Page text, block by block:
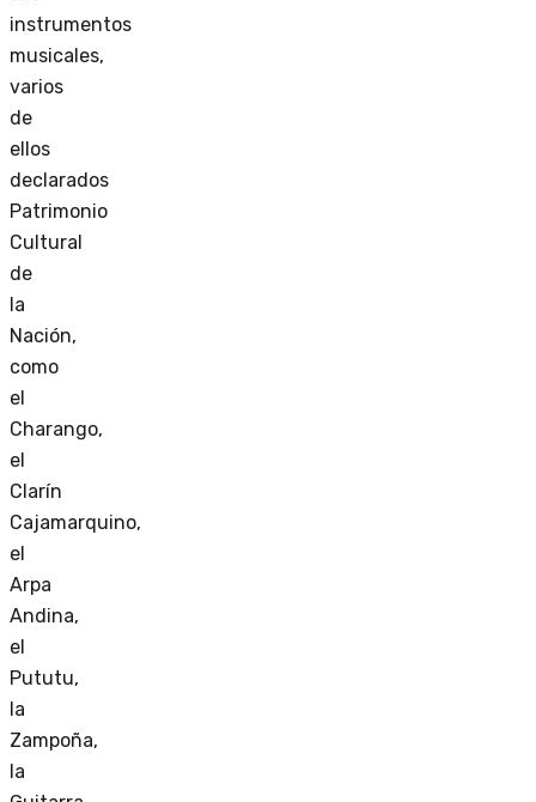
instrumentos
musicales,
varios
de
ellos
declarados
Patrimonio
Cultural
de
la
Nación,
como
el
Charango,
el
Clarín
Cajamarquino,
el
Arpa
Andina,
el
Pututu,
la
Zampoña,
la